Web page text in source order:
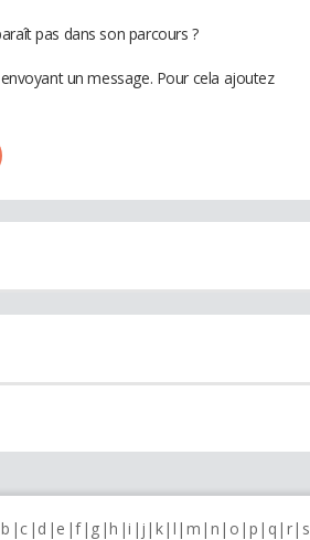
pas dans son parcours ?
un message. Pour cela ajoutez
b c d e f g h i j k l m n o p q r s